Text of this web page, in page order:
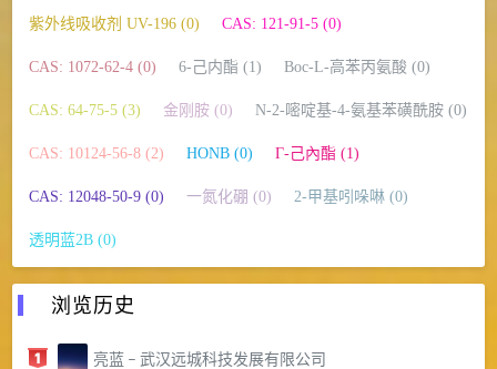
紫外线吸收剂 UV-196 (0) CAS: 121-91-5 (0)
CAS: 1072-62-4 (0) 6-己内酯 (1) Boc-L-高苯丙氨酸 (0)
CAS: 64-75-5 (3) 金刚胺 (0) N-2-嘧啶基-4-氨基苯磺酰胺 (0)
CAS: 10124-56-8 (2) HONB (0) Γ-己內酯 (1)
CAS: 12048-50-9 (0) 一氮化硼 (0) 2-甲基吲哚啉 (0)
透明蓝2B (0)
浏览历史
亮蓝 – 武汉远城科技发展有限公司